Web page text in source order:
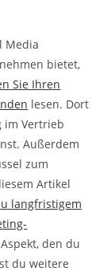
Media
bietet,
Sie Ihren
lesen. Dort
im Vertrieb
Außerdem
zum
Artikel
langfristigem
den du
du weitere